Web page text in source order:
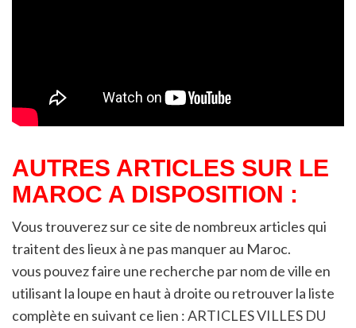
AUTRES ARTICLES SUR LE
MAROC A DISPOSITION :
Vous trouverez sur ce site de nombreux articles qui
traitent des lieux à ne pas manquer au Maroc.
vous pouvez faire une recherche par nom de ville en
utilisant la loupe en haut à droite ou retrouver la liste
complète en suivant ce lien :ARTICLES VILLES DU